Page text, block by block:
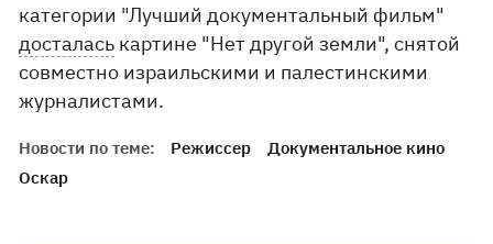
категории "Лучший документальный фильм"
досталась картине "Нет другой земли", снятой
совместно израильскими и палестинскими
журналистами.
Новости по теме: Режиссер
Документальное кино
Оскар